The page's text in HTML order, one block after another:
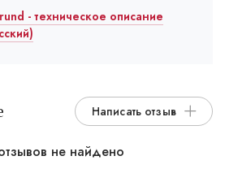
- техническое описание
Написать отзыв
не найдено